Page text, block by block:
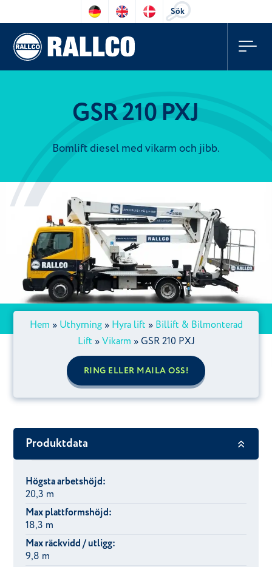
Sök
GSR 210 PXJ
Bomlift diesel med vikarm och jibb.
Hem » Uthyrning» Hyra lift » Billift & Bilmonterad
Lift »Vikarm »GSR 210 PXJ
RING ELLER MAILA OSS!
Produktdata
Högsta arbetshöjd:
20,3 m
Max plattformshöjd:
18,3 m
Max räckvidd / utligg:
9,8 m